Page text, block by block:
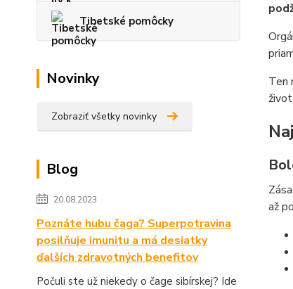
Tibetské pomôcky
Novinky
Zobraziť všetky novinky
Blog
20.08.2023
Poznáte hubu čaga? Superpotravina
posilňuje imunitu a má desiatky
ďalších zdravotných benefitov
Počuli ste už niekedy o čage sibírskej? Ide
Ten
až